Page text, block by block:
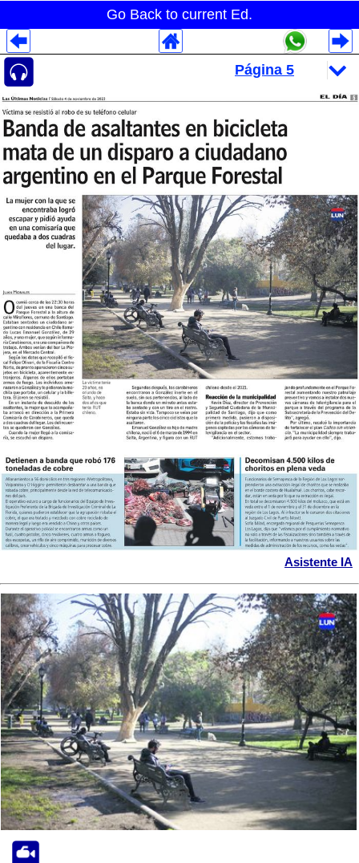
Go Back to current Ed.
Asistente IA
Despliegues Analytics
Despliegues Totales
Despliegues por Rubros